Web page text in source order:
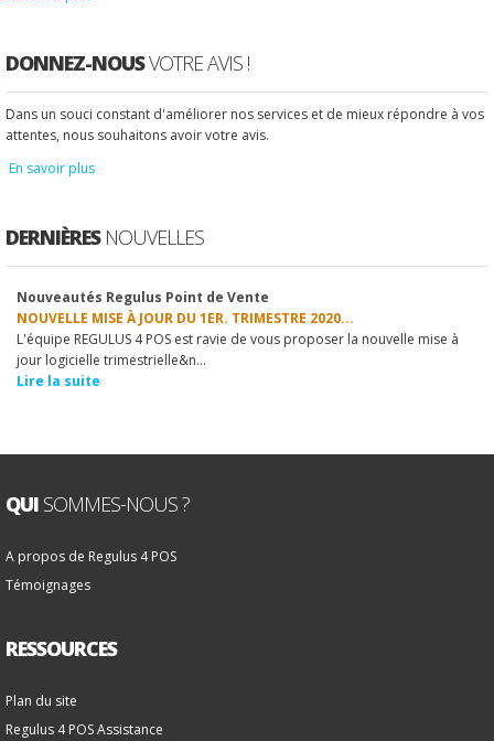
DONNEZ-NOUSVOTRE AVIS !
Dans un souci constant d'améliorer nos services et de mieux répondre à vos
attentes, nous souhaitons avoir votre avis.
En savoir plus
DERNIÈRESNOUVELLES
Nouveautés Regulus Point de Vente
NOUVELLE MISE À JOUR DU 1ER. TRIMESTRE 2020...
L'équipe REGULUS 4 POS est ravie de vous proposer la nouvelle mise à
jour logicielle trimestrielle&n...
Lire la suite
QUI SOMMES-NOUS ?
A propos de Regulus 4 POS
Témoignages
RESSOURCES
Plan du site
Regulus 4 POS Assistance